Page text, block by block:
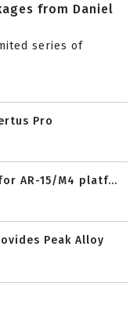
from Daniel
series of
Pro
AR-15/M4 platf...
Peak Alloy